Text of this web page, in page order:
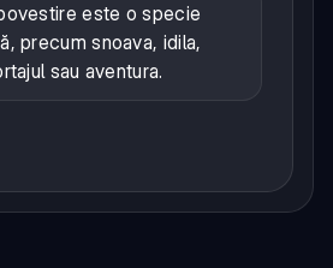
este o specie
precum snoava, idila,
sau aventura.